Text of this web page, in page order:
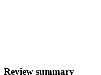
Review summary